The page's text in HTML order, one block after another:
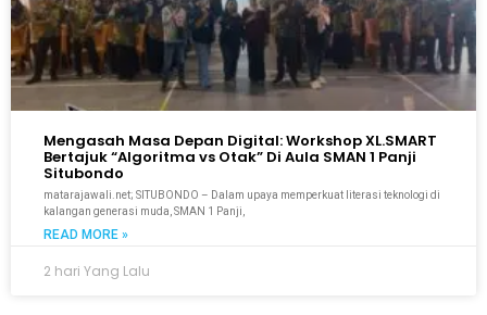
Mengasah Masa Depan Digital: Workshop XL.SMART
Bertajuk “Algoritma vs Otak” Di Aula SMAN 1 Panji
Situbondo
matarajawali.net; SITUBONDO – Dalam upaya memperkuat literasi teknologi di
kalangan generasi muda, SMAN 1 Panji,
READ MORE »
2 hari Yang Lalu